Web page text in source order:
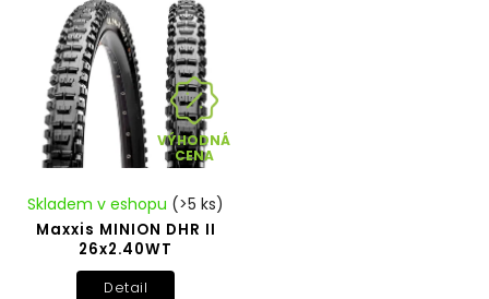
Abecedně
VÝHODNÁ
CENA
Maxxis MINION DHR II
26x2.40WT
Skladem v eshopu (>5 ks)
Detail